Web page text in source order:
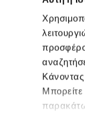
Κάνοντας
Μπορείτε
παρακάτω